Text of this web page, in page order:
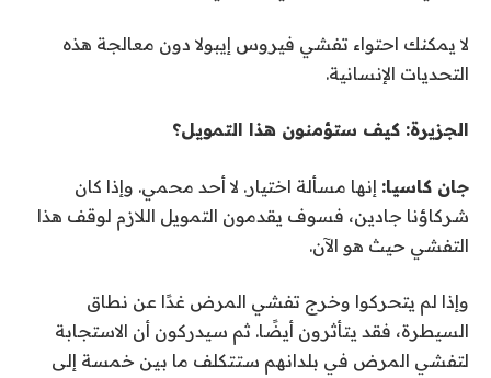
لا يمكنك احتواء تفشي فيروس إيبولا دون معالجة هذه
التحديات الإنسانية.
الجزيرة: كيف ستؤمنون هذا التمويل؟
جان كاسيا: إنها مسألة اختيار. لا أحد محمي. وإذا كان
شركاؤنا جادين، فسوف يقدمون التمويل اللازم لوقف هذا
التفشي حيث هو الآن.
وإذا لم يتحركوا وخرج تفشي المرض غدًا عن نطاق
السيطرة، فقد يتأثرون أيضًا. ثم سيدركون أن الاستجابة
لتفشي المرض في بلدانهم ستتكلف ما بين خمسة إلى